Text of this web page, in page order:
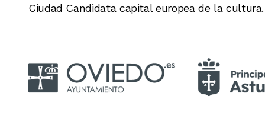
Ciudad Candidata capital europea de la cultura.